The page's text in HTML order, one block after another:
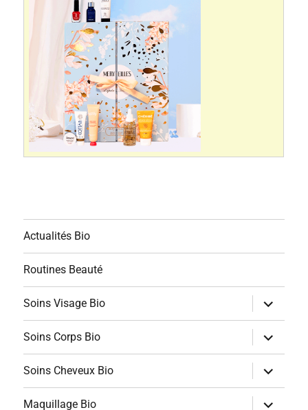
Actualités Bio
Routines Beauté
Soins Visage Bio
ouvrir
le
sous-
menu
Soins Corps Bio
ouvrir
le
sous-
menu
Soins Cheveux Bio
ouvrir
le
sous-
menu
Maquillage Bio
ouvrir